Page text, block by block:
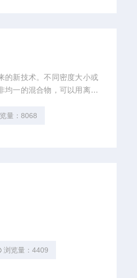
的新技术。不同密度大小或
均一的混合物，可以用离心
规模大肠杆菌，严细胞成
量：8068
浏览量：4409